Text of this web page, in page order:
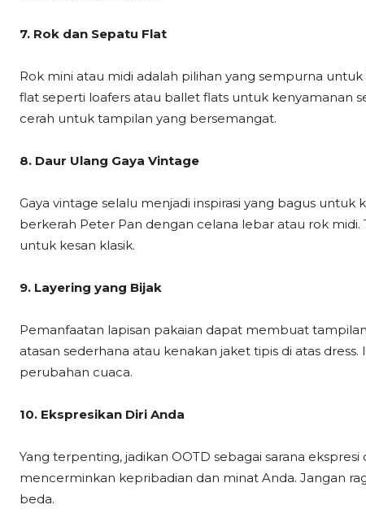
7. Rok dan Sepatu Flat
Rok mini atau midi adalah pilihan yang sempurna
flat seperti loafers atau ballet flats untuk kenyamanan
cerah untuk tampilan yang bersemangat.
8. Daur Ulang Gaya Vintage
Gaya vintage selalu menjadi inspirasi yang bagus
berkerah Peter Pan dengan celana lebar atau rok
untuk kesan klasik.
9. Layering yang Bijak
Pemanfaatan lapisan pakaian dapat membuat
atasan sederhana atau kenakan jaket tipis di atas
perubahan cuaca.
10. Ekspresikan Diri Anda
Yang terpenting, jadikan OOTD sebagai sarana
mencerminkan kepribadian dan minat Anda. Jangan
beda.